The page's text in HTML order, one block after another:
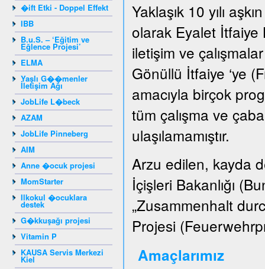
�ift Etki - Doppel Effekt
IBB
B.u.S. – ‘Eğitim ve
Eğlence Projesi’
ELMA
Yaşlı G��menler
İletişim Ağı
JobLife L�beck
AZAM
JobLife Pinneberg
AIM
Anne �ocuk projesi
MomStarter
Ilkokul �ocuklara
destek
G�kkuşağı projesi
Vitamin P
KAUSA Servis Merkezi
Kiel
Yaklaşık 10 yılı
olarak Eyalet
iletişim ve
Gönüllü İtfaiye ‘ye
amacıyla birçok
tüm çalışma ve
ulaşılamamıştır.
Arzu edilen, kayda
İçişleri Bakanlığı
„Zusammenhalt
Projesi
Amaçlarımız